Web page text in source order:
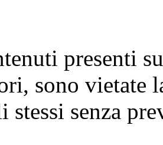
presenti
sono vietate
stessi senza